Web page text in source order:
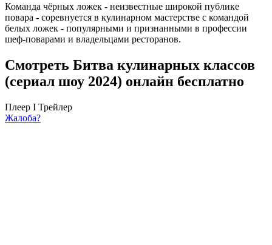
Команда чёрных ложек - неизвестные широкой публике
повара - соревнуется в кулинарном мастерстве с командой
белых ложек - популярными и признанными в профессии
шеф-поварами и владельцами ресторанов.
Смотреть Битва кулинарных классов
(сериал шоу 2024) онлайн бесплатно
Плеер I Трейлер
Жалоба?